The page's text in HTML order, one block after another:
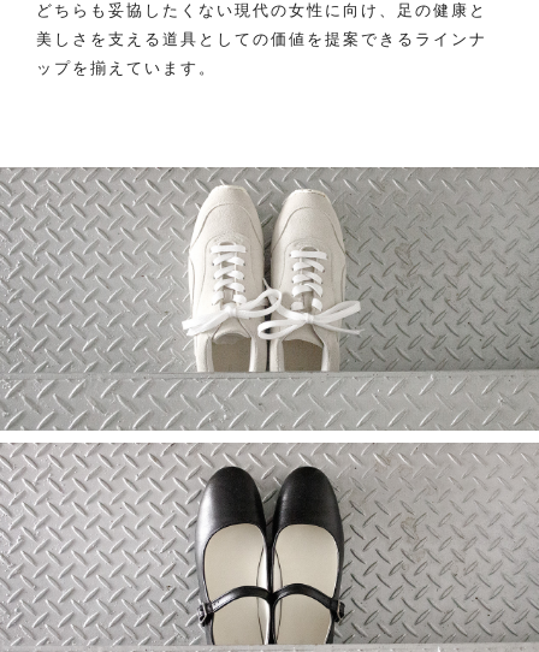
どちらも妥協したくない現代の女性に向け、足の健康と
美しさを支える道具としての価値を提案できるラインナ
ップを揃えています。